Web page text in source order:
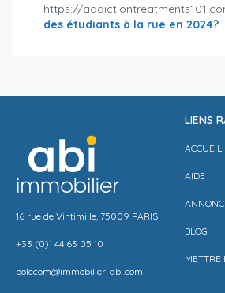
https://
des étudiants à la rue en 2024?
16 rue de Vintimille, 75009 PARIS
+33 (0)1 44 63 05 10
polecom@immobilier-abi.com
LIENS
ACCUEIL
AIDE
BLOG
METTRE